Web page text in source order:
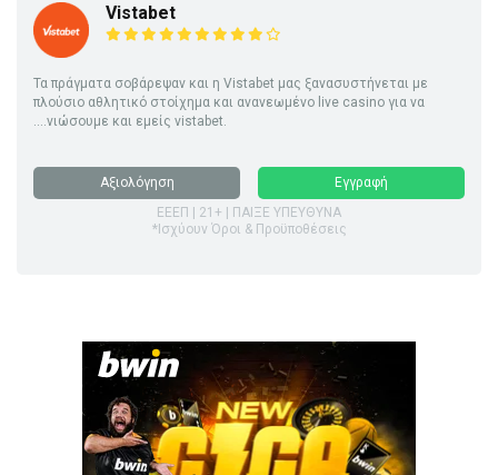
Vistabet
Τα πράγματα σοβάρεψαν και η Vistabet μας ξανασυστήνεται με
πλούσιο αθλητικό στοίχημα και ανανεωμένο live casino για να
....νιώσουμε και εμείς vistabet.
Αξιολόγηση
Εγγραφή
ΕΕΕΠ | 21+ | ΠΑΙΞΕ ΥΠΕΥΘΥΝΑ
*Ισχύουν Όροι & Προϋποθέσεις